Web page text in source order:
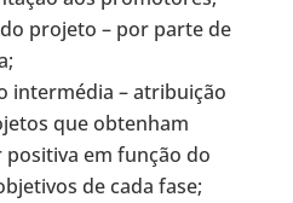
projeto – por parte de
intermédia – atribuição
que obtenham
em função do
de cada fase;